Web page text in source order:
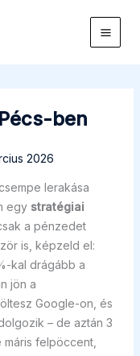
ben
2026
lerakása
egy stratégiai
a pénzedet
is, képzeld el:
kal drágább a
jön a
Google-on, és
– de aztán 3
felpöccent,